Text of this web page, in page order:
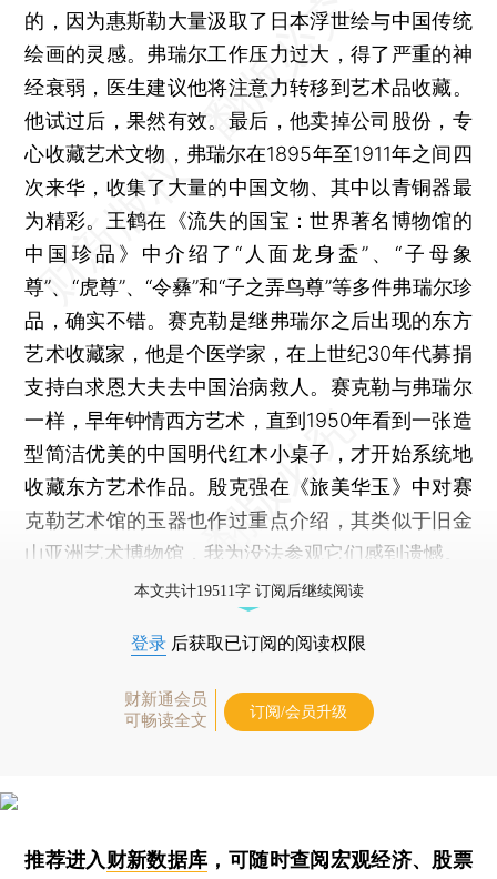
的，因为惠斯勒大量汲取了日本浮世绘与中国传统
绘画的灵感。弗瑞尔工作压力过大，得了严重的神
经衰弱，医生建议他将注意力转移到艺术品收藏。
他试过后，果然有效。最后，他卖掉公司股份，专
心收藏艺术文物，弗瑞尔在1895年至1911年之间四
次来华，收集了大量的中国文物、其中以青铜器最
为精彩。王鹤在《流失的国宝：世界著名博物馆的
中国珍品》中介绍了“人面龙身盉”、“子母象
尊”、“虎尊”、“令彝”和“子之弄鸟尊”等多件弗瑞尔珍
品，确实不错。赛克勒是继弗瑞尔之后出现的东方
艺术收藏家，他是个医学家，在上世纪30年代募捐
支持白求恩大夫去中国治病救人。赛克勒与弗瑞尔
一样，早年钟情西方艺术，直到1950年看到一张造
型简洁优美的中国明代红木小桌子，才开始系统地
收藏东方艺术作品。殷克强在《旅美华玉》中对赛
克勒艺术馆的玉器也作过重点介绍，其类似于旧金
山亚洲艺术博物馆，我为没法参观它们感到遗憾。
本文共计19511字 订阅后继续阅读
登录 后获取已订阅的阅读权限
财新通会员
可畅读全文
订阅/会员升级
推荐进入财新数据库 ，可随时查阅宏观经济、股票